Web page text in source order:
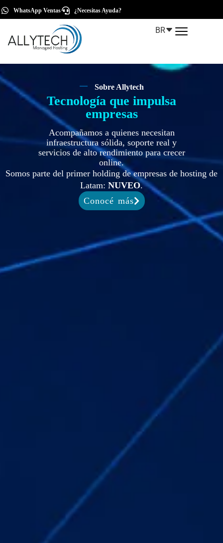
WhatsApp Ventas ¿Necesitas Ayuda?
BR
Sobre Allytech
Tecnología que impulsa
empresas
Acompañamos a quienes necesitan
infraestructura sólida, soporte real y
servicios de alto rendimiento para crecer
online.
Somos parte del primer holding de empresas de hosting de
Latam: NUVEO.
Conocé más